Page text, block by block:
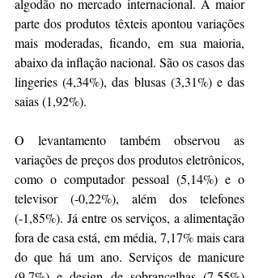
algodão no mercado internacional. A maior
parte dos produtos têxteis apontou variações
mais moderadas, ficando, em sua maioria,
abaixo da inflação nacional. São os casos das
lingeries (4,34%), das blusas (3,31%) e das
saias (1,92%).
O levantamento também observou as
variações de preços dos produtos eletrônicos,
como o computador pessoal (5,14%) e o
televisor (-0,22%), além dos telefones
(-1,85%). Já entre os serviços, a alimentação
fora de casa está, em média, 7,17% mais cara
do que há um ano. Serviços de manicure